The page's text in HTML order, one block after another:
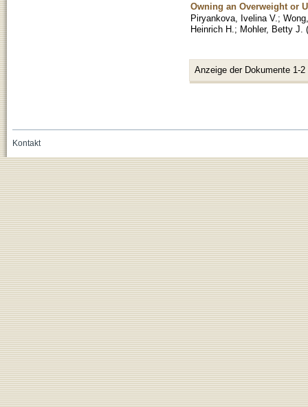
Owning an Overweight or
Piryankova, Ivelina V. ;
Heinrich H. ; Mohler, Betty J. (
Anzeige der Dokumente 1-2
Kontakt